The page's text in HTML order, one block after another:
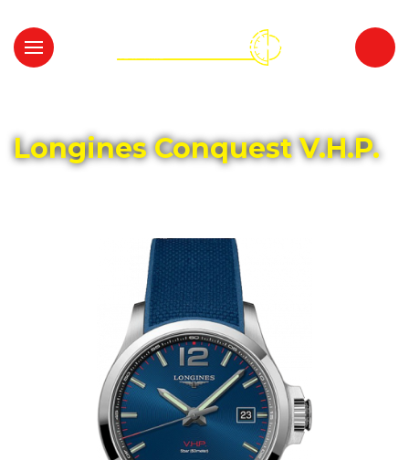
Longines Conquest V.H.P.